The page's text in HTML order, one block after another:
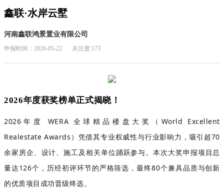
鑫联·水岸云墅
河南鑫联鸿景置业有限公司
申报时间：2026-05-22 关注度:173
2026年度获奖榜单正式揭晓！
2026年度 WERA 全球精品楼盘大奖（World Excellent
Realestate Awards）凭借其专业权威性与行业影响力，吸引超70
余家房企、设计、施工及相关单位踊跃参与。本次大奖申报项目总
量达126个，历经初评环节的严格筛选，最终80个兼具品质与创新
的优质项目成功晋级终选。